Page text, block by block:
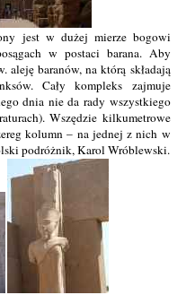
jest w dużej mierze bogowi
w postaci barana. Aby
aleję baranów, na którą składają
Cały kompleks zajmuje
dnia nie da rady wszystkiego
Wszędzie kilkumetrowe
kolumn – na jednej z nich w
podróżnik, Karol Wróblewski.